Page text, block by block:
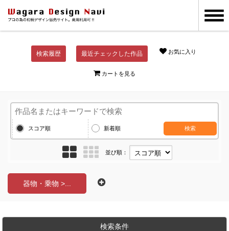
検索履歴 最近チェックした作品 お気に入り
カートを見る
スコア順 新着順 検索
並び順：
器物・乗物 >...
検索条件